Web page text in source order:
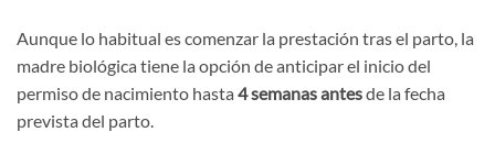
Aunque lo habitual es comenzar la prestación tras el parto, la
madre biológica tiene la opción de anticipar el inicio del
permiso de nacimiento hasta 4 semanas antesde la fecha
prevista del parto.